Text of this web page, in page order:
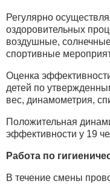
Регулярно
оздоровительных
воздушные,
спортивные
Оценка
детей по
вес, динамометрия,
Положительная
эффективности у 19
Работа по
В течение смены